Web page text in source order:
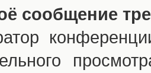
сообщение